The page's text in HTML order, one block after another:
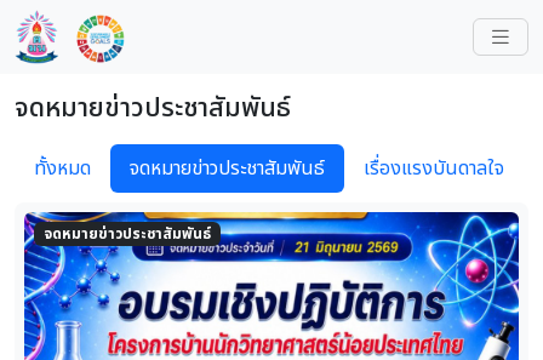
จดหมายข่าวประชาสัมพันธ์
ทั้งหมด จดหมายข่าวประชาสัมพันธ์ เรื่องแรงบันดาลใจ
จดหมายข่าวประชาสัมพันธ์